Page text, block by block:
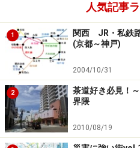
人気記事
1
関西 JR・私鉄
(京都～神戸)
2004/10/31
2
茶道好き必見！
界隈
2010/08/19